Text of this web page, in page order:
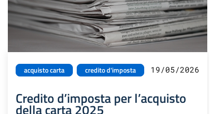
acquisto carta credito d'imposta 19/05/2026
Credito d’imposta per l’acquisto
della carta 2025